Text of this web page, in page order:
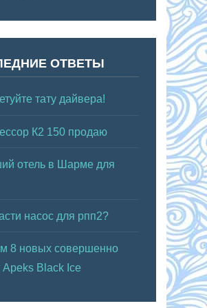
ОТВЕТЫ
тату дайвера!
К2 150 продаю
отель в Шарме для
насос для рпп2?
8 новых совершенно
Black Ice